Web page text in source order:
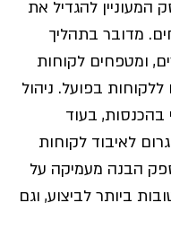
המעוניין להגדיל את
מדובר בתהליך
ומטפחים לקוחות
בפועל. ניהול
בהכנסות, בעוד
לאיבוד לקוחות
הבנה מעמיקה על
ביותר לביצוע, וגם